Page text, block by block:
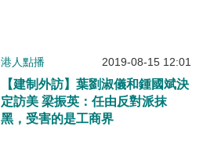
港人點播 2019-08-15 12:01
【建制外訪】葉劉淑儀和鍾國斌決
定訪美 梁振英：任由反對派抹
黑，受害的是工商界